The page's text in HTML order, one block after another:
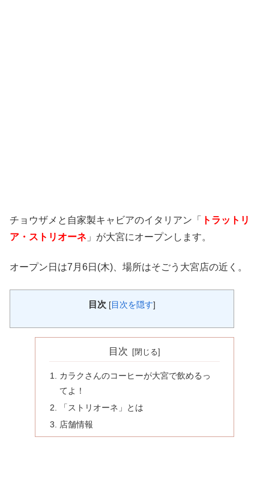
チョウザメと自家製キャビアのイタリアン「
トラットリ
ア・ストリオーネ 」が大宮にオープンします。
オープン日は7月6日(木)、場所はそごう大宮店の近く。
目次 [目次を隠す]
目次
カラクさんのコーヒーが大宮で飲めるっ
てよ！
「ストリオーネ」とは
店舗情報